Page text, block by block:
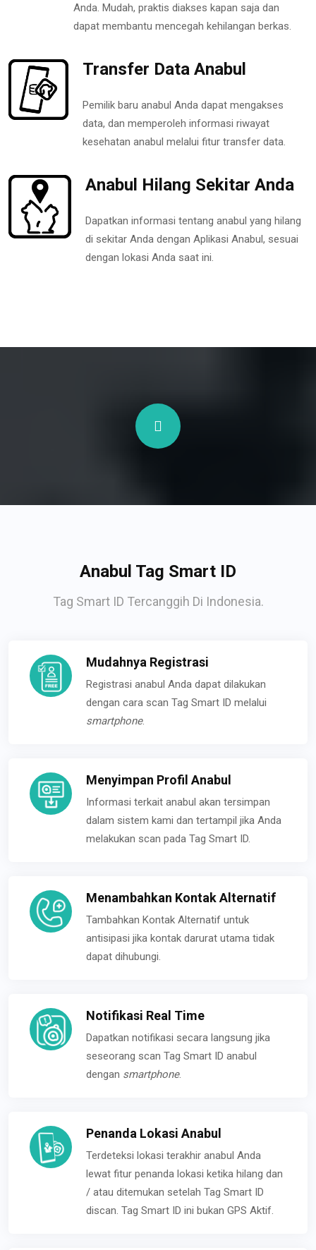
Anda. Mudah, praktis diakses kapan saja dan
dapat membantu mencegah kehilangan berkas.
Transfer Data Anabul
Pemilik baru anabul Anda dapat mengakses
data, dan memperoleh informasi riwayat
kesehatan anabul melalui fitur transfer data.
Anabul Hilang Sekitar Anda
Dapatkan informasi tentang anabul yang hilang
di sekitar Anda dengan Aplikasi Anabul, sesuai
dengan lokasi Anda saat ini.
Anabul Tag Smart ID
Tag Smart ID Tercanggih Di Indonesia.
Mudahnya Registrasi
Registrasi anabul Anda dapat dilakukan
dengan cara scan Tag Smart ID melalui
smartphone.
Menyimpan Profil Anabul
Informasi terkait anabul akan tersimpan
dalam sistem kami dan tertampil jika Anda
melakukan scan pada Tag Smart ID.
Menambahkan Kontak Alternatif
Tambahkan Kontak Alternatif untuk
antisipasi jika kontak darurat utama tidak
dapat dihubungi.
Notifikasi Real Time
Dapatkan notifikasi secara langsung jika
seseorang scan Tag Smart ID anabul
dengan smartphone.
Penanda Lokasi Anabul
Terdeteksi lokasi terakhir anabul Anda
lewat fitur penanda lokasi ketika hilang dan
/ atau ditemukan setelah Tag Smart ID
discan. Tag Smart ID ini bukan GPS Aktif.